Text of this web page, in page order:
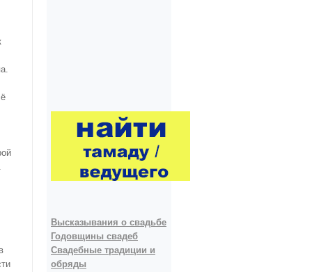
Высказывания о свадьбе
Годовщины свадеб
Свадебные традиции и
обряды